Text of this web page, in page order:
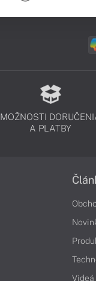
MOŽNOSTI
A PLATBY
Videá